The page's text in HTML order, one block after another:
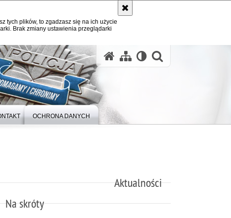
tych plików, to zgadzasz się na ich użycie
Brak zmiany ustawienia przeglądarki
OCHRONA DANYCH
Aktualności
Na skróty